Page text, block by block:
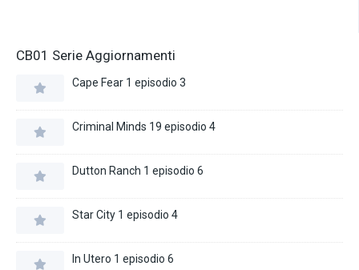
CB01 Serie Aggiornamenti
Cape Fear 1 episodio 3
Criminal Minds 19 episodio 4
Dutton Ranch 1 episodio 6
Star City 1 episodio 4
In Utero 1 episodio 6